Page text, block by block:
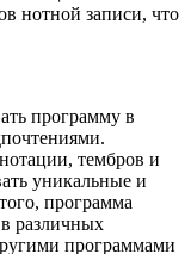
нотной записи, что
программу в
тембров и
уникальные и
программа
различных
программами